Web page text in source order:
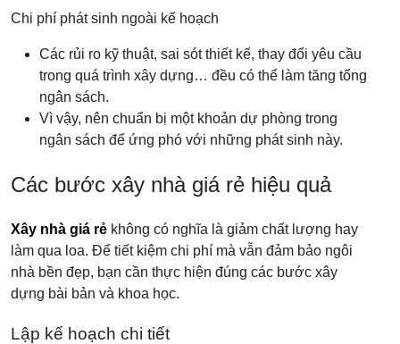
Chi phí phát sinh ngoài kế hoạch
Các rủi ro kỹ thuật, sai sót thiết kế, thay đổi yêu cầu
trong quá trình xây dựng… đều có thể làm tăng tổng
ngân sách.
Vì vậy, nên chuẩn bị một khoản dự phòng trong
ngân sách để ứng phó với những phát sinh này.
Các bước xây nhà giá rẻ hiệu quả
Xây nhà giá rẻ không có nghĩa là giảm chất lượng hay
làm qua loa. Để tiết kiệm chi phí mà vẫn đảm bảo ngôi
nhà bền đẹp, bạn cần thực hiện đúng các bước xây
dựng bài bản và khoa học.
Lập kế hoạch chi tiết